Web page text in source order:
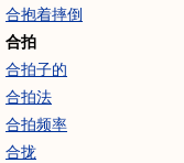
合抱着摔倒
合拍
合拍子的
合拍法
合拍频率
合拢